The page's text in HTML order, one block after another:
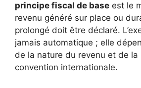
principe fiscal de base est le
revenu généré sur place ou
prolongé doit être déclaré.
jamais automatique ; elle
de la nature du revenu et de la
convention internationale.